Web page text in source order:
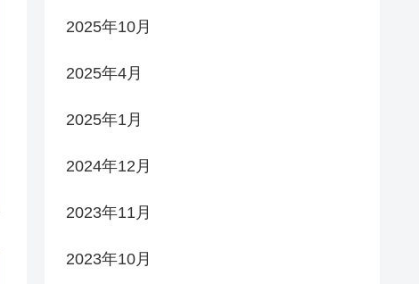
2025年10月
2025年4月
2025年1月
2024年12月
2023年11月
2023年10月